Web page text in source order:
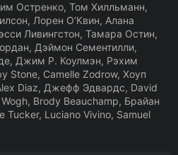
Остренко, Том Хилльманн,
Лорен О’Квин, Алана
Ливингстон, Тамара Остин,
Дэймон Сементилли,
Джим Р. Коулмэн, Рэхим
Stone, Camelle Zodrow, Хоуп
Diaz, Джефф Эдвардс, David
Brody Beauchamp, Брайан
Tucker, Luciano Vivino, Samuel